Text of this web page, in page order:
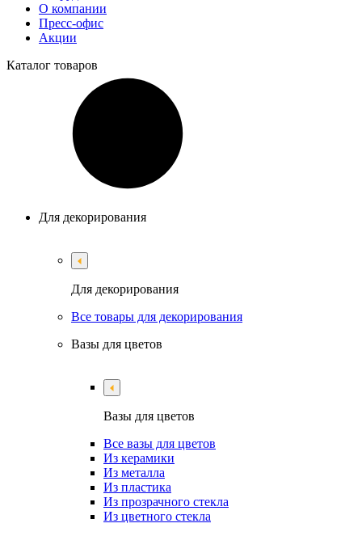
О компании
Пресс-офис
Акции
Каталог товаров
Для декорирования
Для декорирования
Все товары для декорирования
Вазы для цветов
Вазы для цветов
Все вазы для цветов
Из керамики
Из металла
Из пластика
Из прозрачного стекла
Из цветного стекла